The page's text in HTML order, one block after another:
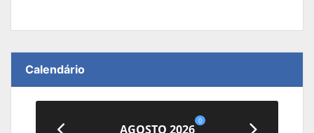
Calendário
AGOSTO 2026
0